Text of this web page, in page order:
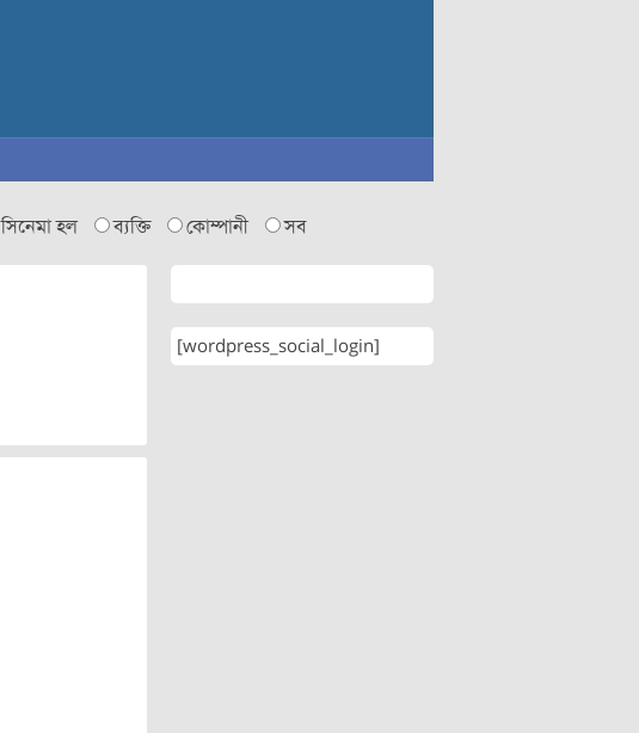
সিনেমা হল ব্যক্তি কোম্পানী সব
[wordpress_social_login]